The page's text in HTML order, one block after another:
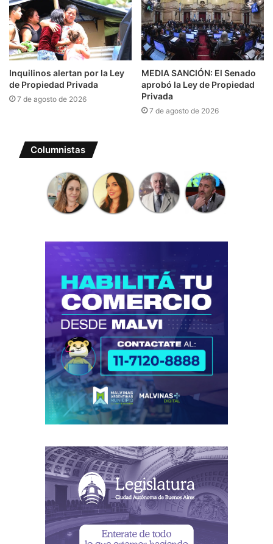
Inquilinos alertan por la Ley
de Propiedad Privada
7 de agosto de 2026
MEDIA SANCIÓN: El Senado
aprobó la Ley de Propiedad
Privada
7 de agosto de 2026
Columnistas